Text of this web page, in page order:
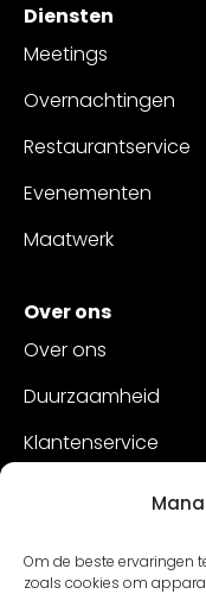
Om de beste ervaringen
zoals cookies om
Diensten
Meetings
Overnachtingen
Restaurantservice
Evenementen
Maatwerk
Over ons
Over ons
Duurzaamheid
Klantenservice